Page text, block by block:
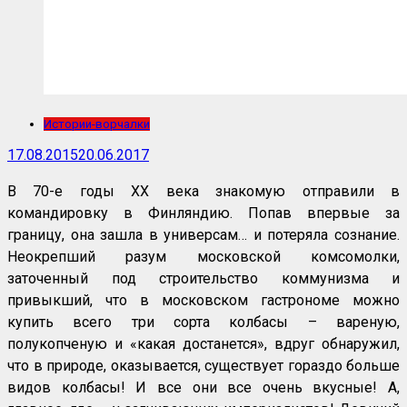
Истории-ворчалки
17.08.201520.06.2017
В 70-е годы ХХ века знакомую отправили в
командировку в Финляндию. Попав впервые за
границу, она зашла в универсам… и потеряла сознание.
Неокрепший разум московской комсомолки,
заточенный под строительство коммунизма и
привыкший, что в московском гастрономе можно
купить всего три сорта колбасы – вареную,
полукопченую и «какая достанется», вдруг обнаружил,
что в природе, оказывается, существует гораздо больше
видов колбасы! И все они все очень вкусные! А,